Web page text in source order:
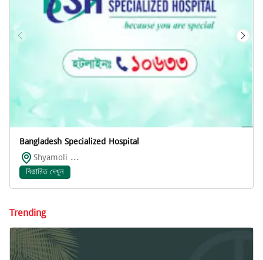
Bangladesh Specialized Hospital
Shyamoli ...
বিস্তারিত দেখুন
Trending